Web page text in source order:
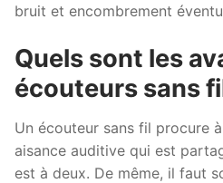
bruit et encombrement
Quels sont les
écouteurs sans
Un écouteur sans fil procure
aisance auditive qui est
est à deux. De même, il faut